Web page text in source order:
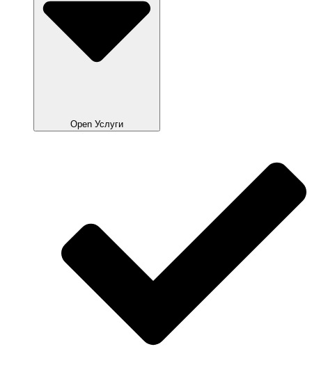
Open Услуги